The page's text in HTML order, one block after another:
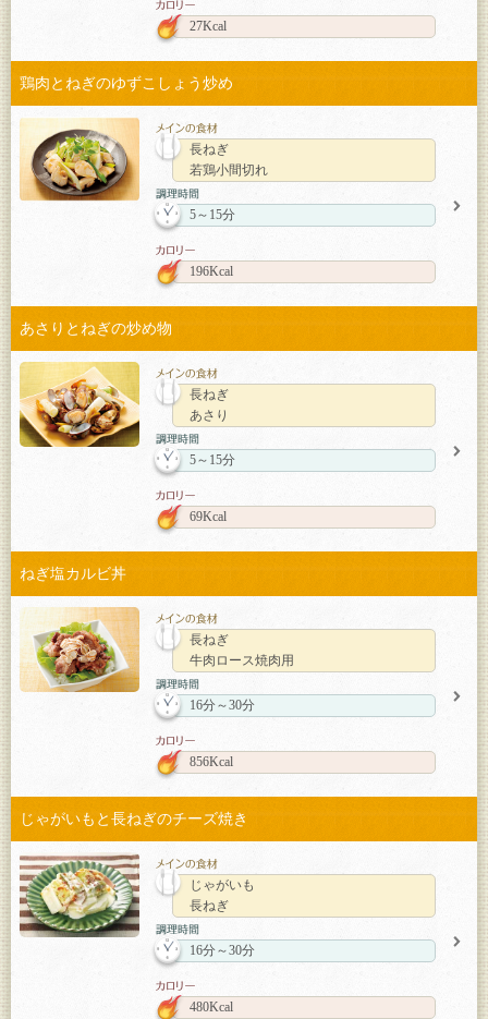
27Kcal
鶏肉とねぎのゆずこしょう炒め
長ねぎ
若鶏小間切れ
5～15分
196Kcal
あさりとねぎの炒め物
長ねぎ
あさり
5～15分
69Kcal
ねぎ塩カルビ丼
長ねぎ
牛肉ロース焼肉用
16分～30分
856Kcal
じゃがいもと長ねぎのチーズ焼き
じゃがいも
長ねぎ
16分～30分
480Kcal